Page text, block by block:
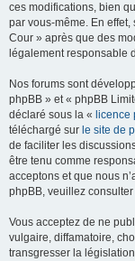
ces modifications, bien
par vous-même. En
Cour » après que des
légalement responsable
Nos forums sont
phpBB » et « phpBB
déclaré sous la « licence
téléchargé sur le site de
de faciliter les
être tenu comme
acceptons et que nous
phpBB, veuillez consulter
Vous acceptez de ne
vulgaire, diffamatoire,
transgresser la